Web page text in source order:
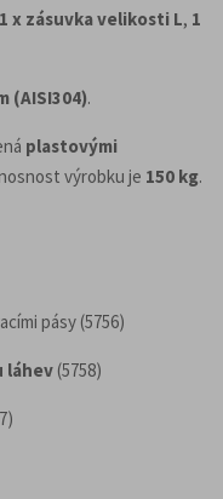
1 x zásuvka velikosti L, 1
(AISI304).
plastovými
výrobku je 150 kg.
pásy (5756)
láhev(5758)